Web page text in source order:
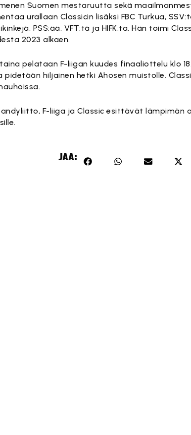
Suomen mestaruutta sekä
urallaan Classicin lisäksi FBC Turkua,
PSS:ää, VFT:tä ja HIFK:ta. Hän toimi
2023 alkaen.
pelataan F-liigan kuudes finaaliottelu klo
pidetään hiljainen hetki Ahosen muistolle.
F-liiga ja Classic esittävät lämpimän
JAA: